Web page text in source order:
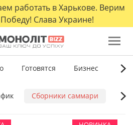
работать в Харькове. Верим
Слава Украине!
Готовятся Бизнес
Сборники саммари